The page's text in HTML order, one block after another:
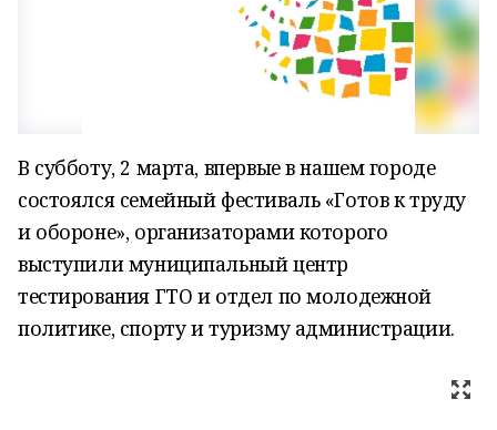
В субботу, 2 марта, впервые в нашем городе
состоялся семейный фестиваль «Готов к труду
и обороне», организаторами которого
выступили муниципальный центр
тестирования ГТО и отдел по молодежной
политике, спорту и туризму администрации.